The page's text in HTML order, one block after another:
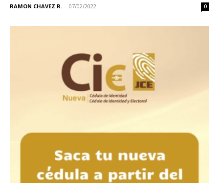
RAMON CHAVEZ R. - 07/02/2022 0